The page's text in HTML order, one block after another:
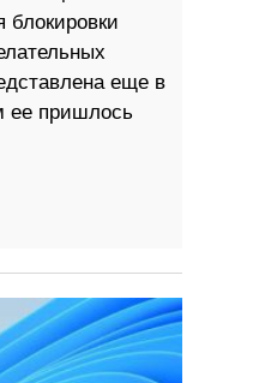
блокировки
​​еще в
ее пришлось